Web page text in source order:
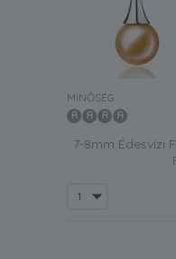
MINŐSÉG:
7-8mm Édesvízi